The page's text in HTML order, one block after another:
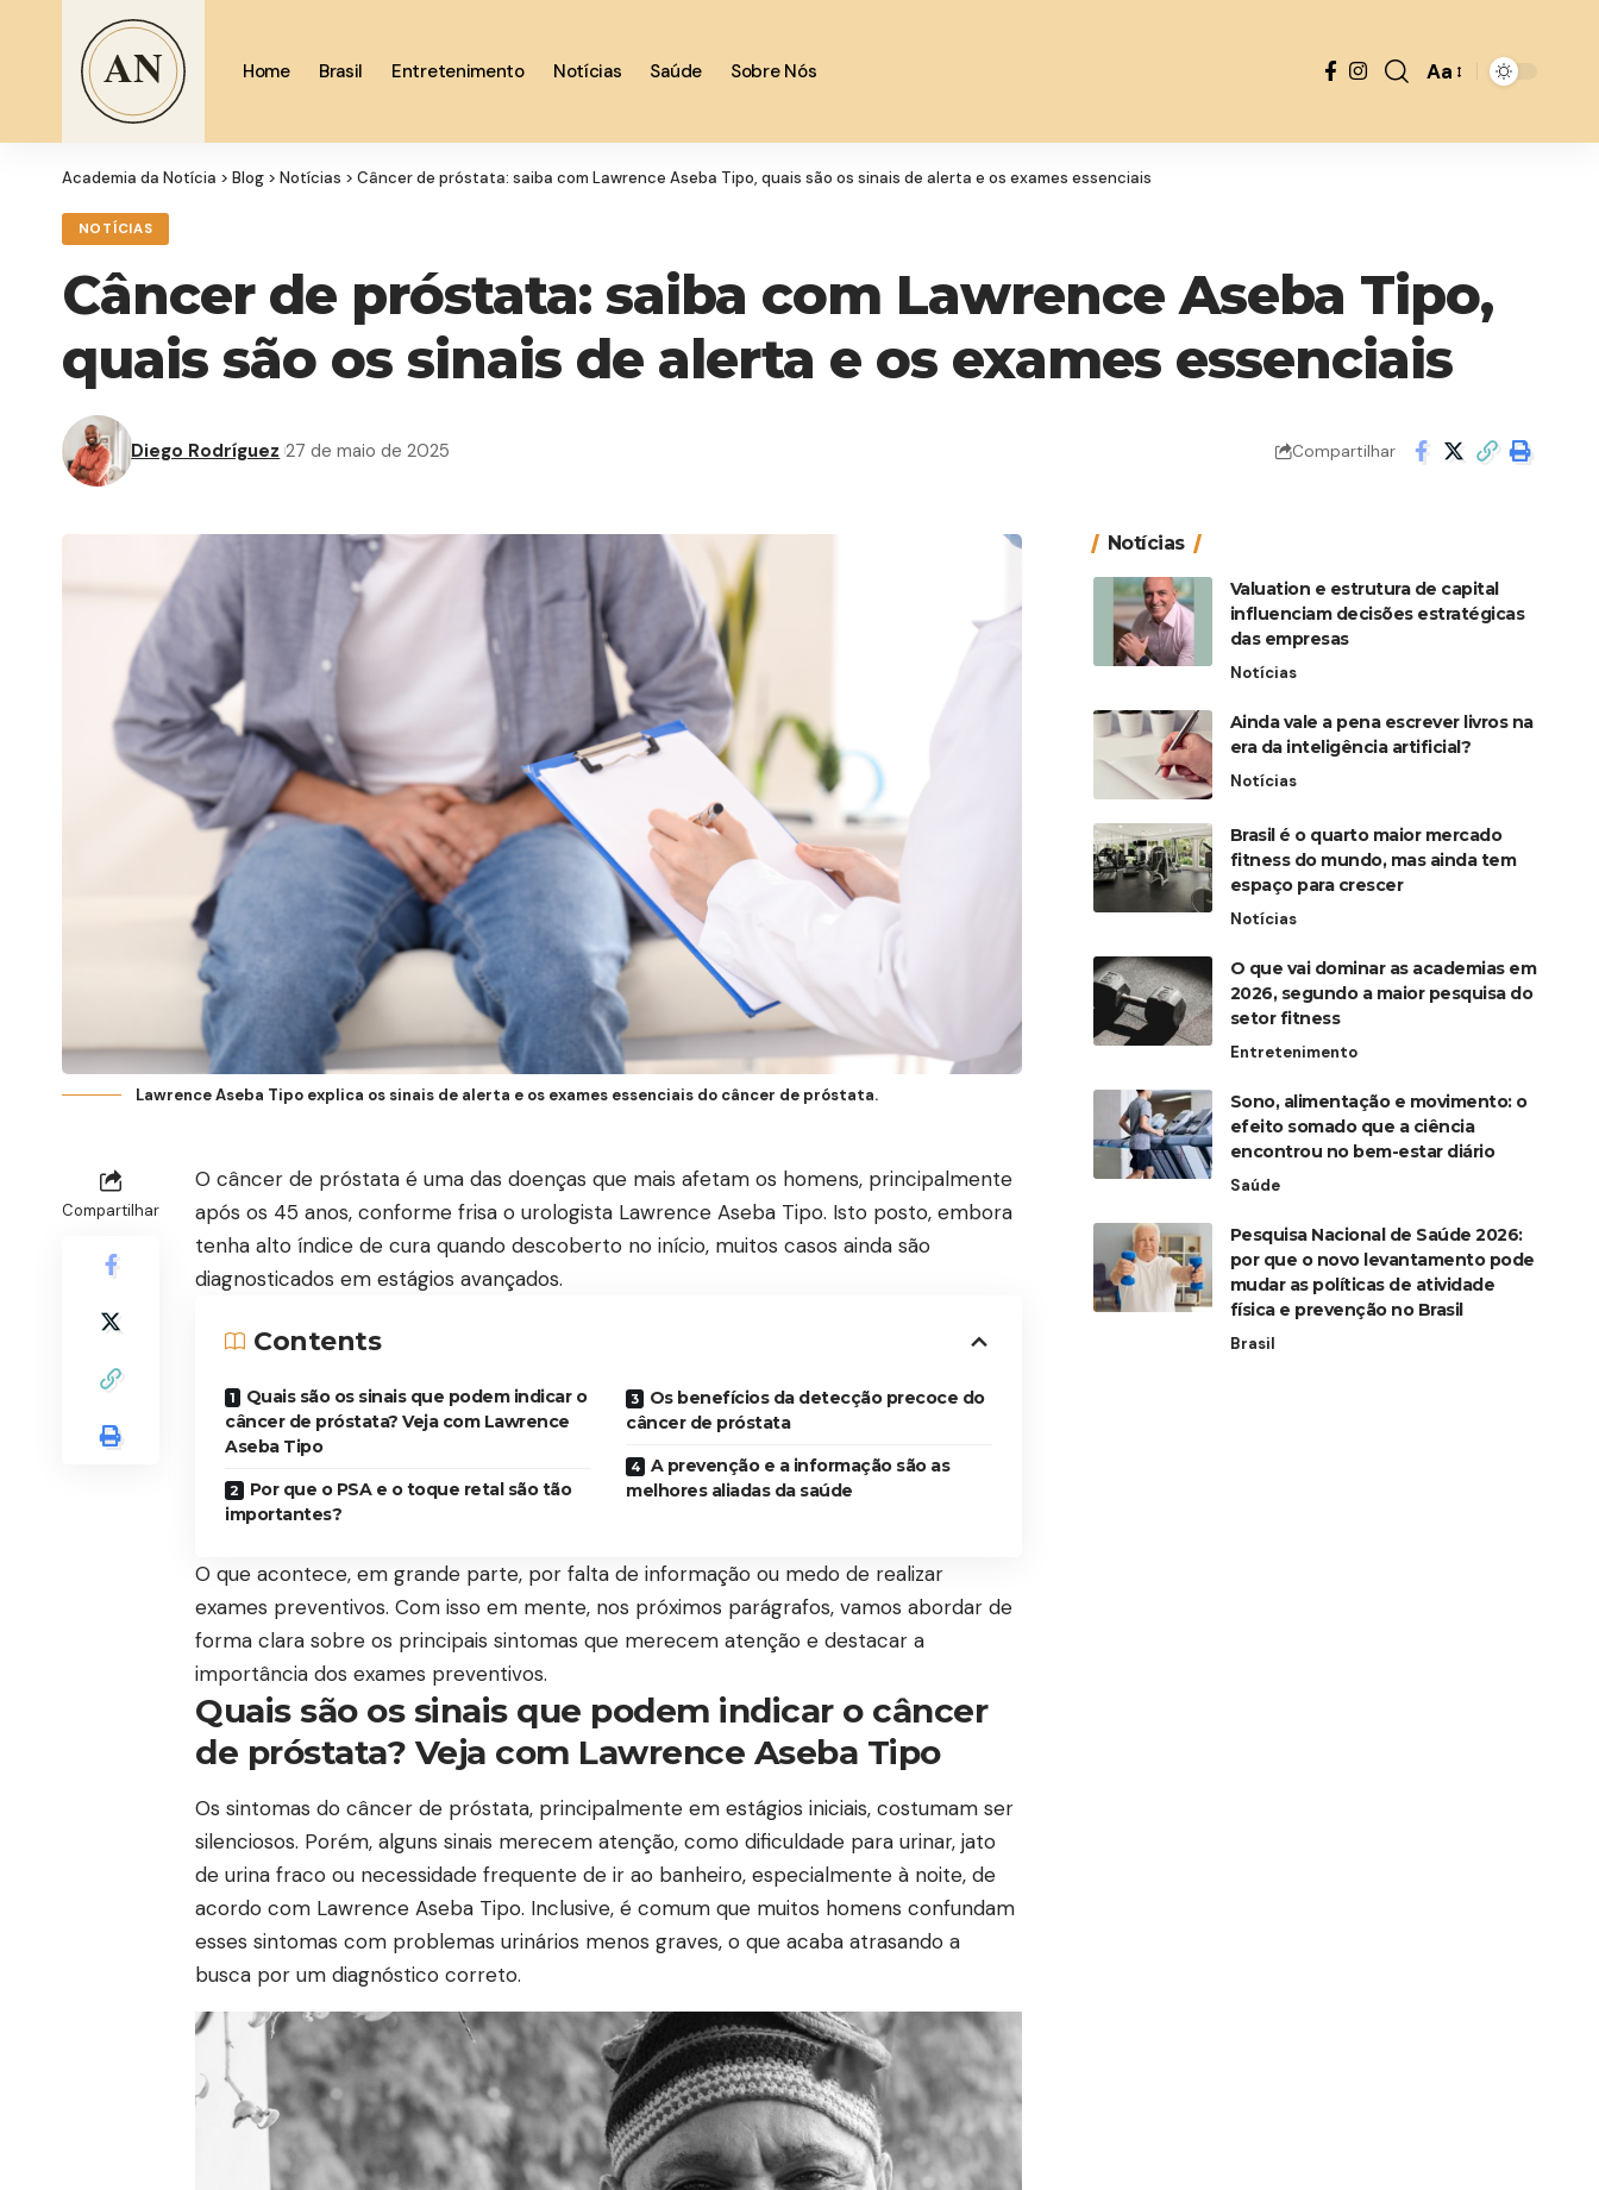
Home Brasil Entretenimento Notícias Saúde Sobre Nós
Font
Aa
Academia da Notícia > Blog > Notícias > Câncer de próstata: saiba com Lawrence Aseba Tipo, quais são os sinais de alerta e os exames essenciais
NOTÍCIAS
Câncer de próstata: saiba com Lawrence Aseba Tipo,
quais são os sinais de alerta e os exames essenciais
Diego Rodríguez 27 de maio de 2025 Compartilhar
Lawrence Aseba Tipo explica os sinais de alerta e os exames essenciais do câncer de próstata.
Compartilhar
O câncer de próstata é uma das doenças que mais afetam os homens, principalmente
após os 45 anos, conforme frisa o urologista Lawrence Aseba Tipo. Isto posto, embora
tenha alto índice de cura quando descoberto no início, muitos casos ainda são
diagnosticados em estágios avançados.
Contents
Quais são os sinais que podem indicar o
câncer de próstata? Veja com Lawrence
Aseba Tipo
Por que o PSA e o toque retal são tão
importantes?
Os benefícios da detecção precoce do
câncer de próstata
A prevenção e a informação são as
melhores aliadas da saúde
O que acontece, em grande parte, por falta de informação ou medo de realizar
exames preventivos. Com isso em mente, nos próximos parágrafos, vamos abordar de
forma clara sobre os principais sintomas que merecem atenção e destacar a
importância dos exames preventivos.
Quais são os sinais que podem indicar o câncer
de próstata? Veja com Lawrence Aseba Tipo
Os sintomas do câncer de próstata, principalmente em estágios iniciais, costumam ser
silenciosos. Porém, alguns sinais merecem atenção, como dificuldade para urinar, jato
de urina fraco ou necessidade frequente de ir ao banheiro, especialmente à noite, de
acordo com Lawrence Aseba Tipo. Inclusive, é comum que muitos homens confundam
esses sintomas com problemas urinários menos graves, o que acaba atrasando a
busca por um diagnóstico correto.
Notícias
Valuation e estrutura de capital
influenciam decisões estratégicas
das empresas
Notícias
Ainda vale a pena escrever livros na
era da inteligência artificial?
Notícias
Brasil é o quarto maior mercado
fitness do mundo, mas ainda tem
espaço para crescer
Notícias
O que vai dominar as academias em
2026, segundo a maior pesquisa do
setor fitness
Entretenimento
Sono, alimentação e movimento: o
efeito somado que a ciência
encontrou no bem-estar diário
Saúde
Pesquisa Nacional de Saúde 2026:
por que o novo levantamento pode
mudar as políticas de atividade
física e prevenção no Brasil
Brasil